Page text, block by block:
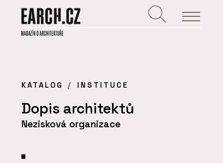
KATALOG INSTITUCE
Dopis architektů
Nezisková organizace